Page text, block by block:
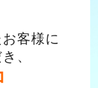
客様に
、